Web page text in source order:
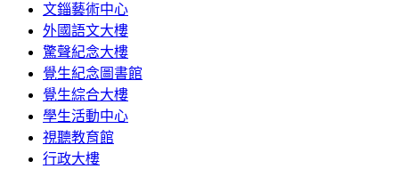
文錙藝術中心
外國語文大樓
驚聲紀念大樓
覺生紀念圖書館
覺生綜合大樓
學生活動中心
視聽教育館
行政大樓